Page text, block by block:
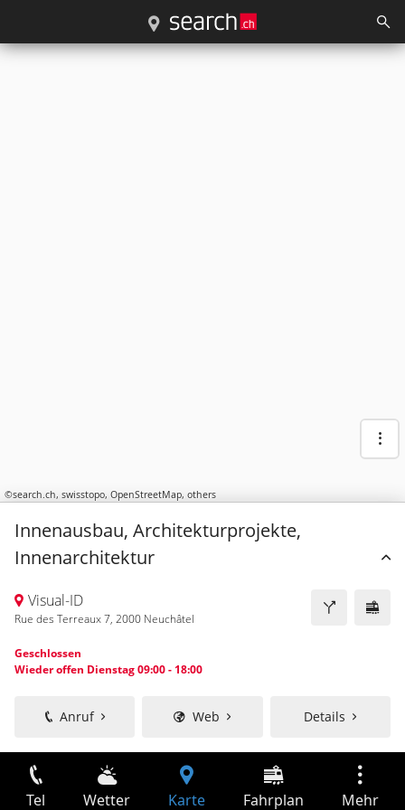
©search.ch, swisstopo, OpenStreetMap, others
Innenausbau, Architekturprojekte,
Innenarchitektur
Visual-ID
Rue des Terreaux 7, 2000 Neuchâtel
Geschlossen
Wieder offen Dienstag 09:00 - 18:00
Anruf Web Details
Tel Wetter Karte Fahrplan Mehr